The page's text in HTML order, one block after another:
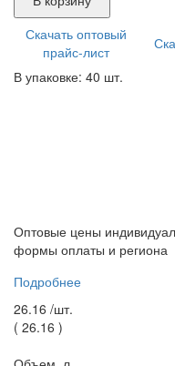
Скачать оптовый
прайс-лист
В упаковке: 40 шт.
Оптовые цены
формы оплаты и региона
Подробнее
26.16 /шт.
( 26.16 )